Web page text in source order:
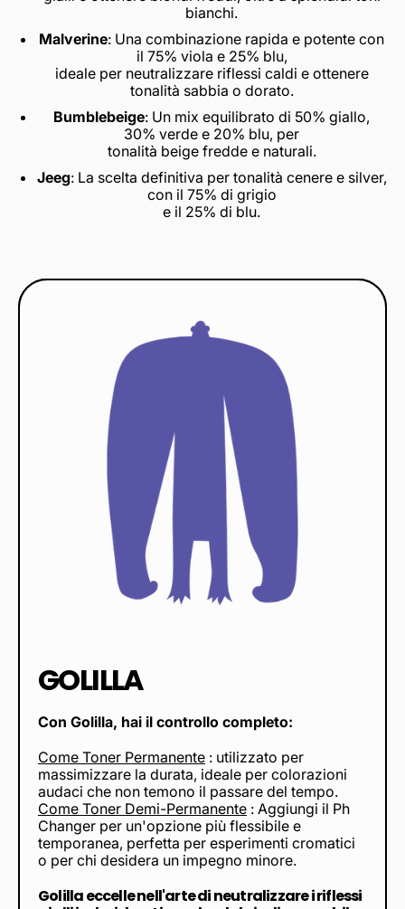
bianchi.
Malverine: Una combinazione rapida e potente con
il 75% viola e 25% blu,
ideale per neutralizzare riflessi caldi e ottenere
tonalità sabbia o dorato.
Bumblebeige: Un mix equilibrato di 50% giallo,
30% verde e 20% blu, per
tonalità beige fredde e naturali.
Jeeg: La scelta definitiva per tonalità cenere e silver,
con il 75% di grigio
e il 25% di blu.
GOLILLA
Con Golilla, hai il controllo completo:
Come Toner Permanente : utilizzato per
massimizzare la durata, ideale per colorazioni
audaci che non temono il passare del tempo.
Come Toner Demi-Permanente : Aggiungi il Ph
Changer per un'opzione più flessibile e
temporanea, perfetta per esperimenti cromatici
o per chi desidera un impegno minore.
Golilla eccelle nell'arte di neutralizzare i riflessi